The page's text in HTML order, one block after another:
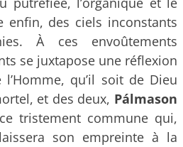
enfin, des ciels inconstants
À ces envoûtements
se juxtapose une réflexion
qu’il soit de Dieu
et des deux, Pálmason
tristement commune qui,
son empreinte à la